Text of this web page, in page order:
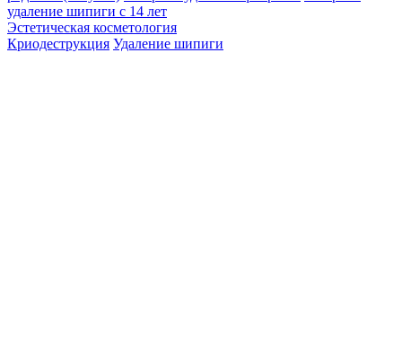
удаление шипиги с 14 лет
Эстетическая косметология
Криодеструкция Удаление шипиги